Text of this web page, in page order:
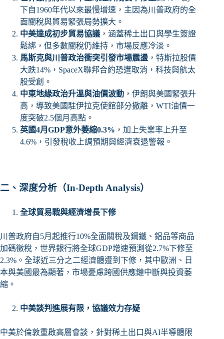
下自1960年代以來最慢增速，主因為川普政府的全
面關稅與貿易緊張局勢擴大。
中美達成初步貿易協議 ，涵蓋稀土出口與學生簽證
鬆綁，但多數關稅仍維持，市場反應冷淡。
馬斯克與川普政治衝突引發市場震盪 ，特斯拉股價
大跌14%，SpaceX聯邦合約恐遭取消，科技與航太
股受創。
中東地緣政治升溫與油價波動 ，伊朗與美國緊張升
高，導致美國駐伊拉克使館部分撤離，WTI油價一
度突破2.5個月高點。
英國4月GDP意外萎縮0.3% ，加上失業率上升至
4.6%，引發稅收上調預期與經濟衰退警報。
二、深度分析（In-Depth Analysis）
全球貿易戰與經濟增長下修
川普政府自5月起推行10%全面關稅及鋼鐵、鋁品等商品
加碼徵稅，世界銀行將全球GDP增速預測從2.7%下修至
2.3%。全球近三分之二經濟體遭到下修，其中歐洲、日
本與美國最為顯著，市場憂慮跨國供應鏈中斷與投資萎
縮。
中美談判進展有限，協議效力存疑
中美於倫敦重啟高層會談，針對稀土出口與AI半導體限